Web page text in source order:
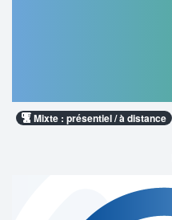
Mixte : présentiel / à distance